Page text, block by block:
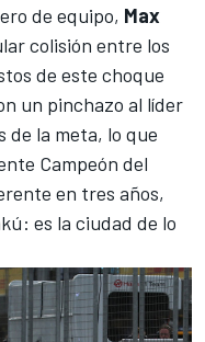
de equipo, Max
colisión entre los
de este choque
un pinchazo al líder
de la meta, lo que
Campeón del
en tres años,
es la ciudad de lo